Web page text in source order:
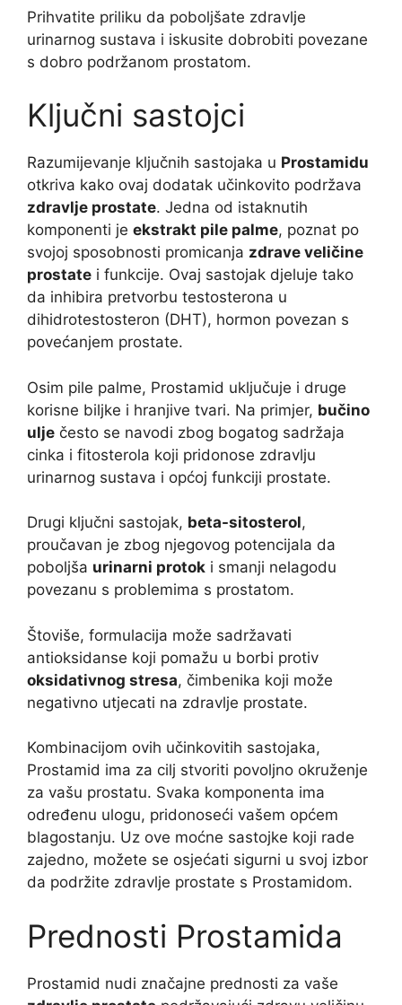
Prihvatite priliku da poboljšate zdravlje
urinarnog sustava i iskusite dobrobiti povezane
s dobro podržanom prostatom.
Ključni sastojci
Razumijevanje ključnih sastojaka u Prostamidu
otkriva kako ovaj dodatak učinkovito podržava
zdravlje prostate. Jedna od istaknutih
komponenti je ekstrakt pile palme, poznat po
svojoj sposobnosti promicanja zdrave veličine
prostate i funkcije. Ovaj sastojak djeluje tako
da inhibira pretvorbu testosterona u
dihidrotestosteron (DHT), hormon povezan s
povećanjem prostate.
Osim pile palme, Prostamid uključuje i druge
korisne biljke i hranjive tvari. Na primjer, bučino
ulje često se navodi zbog bogatog sadržaja
cinka i fitosterola koji pridonose zdravlju
urinarnog sustava i općoj funkciji prostate.
Drugi ključni sastojak, beta-sitosterol,
proučavan je zbog njegovog potencijala da
poboljša urinarni protok i smanji nelagodu
povezanu s problemima s prostatom.
Štoviše, formulacija može sadržavati
antioksidanse koji pomažu u borbi protiv
oksidativnog stresa, čimbenika koji može
negativno utjecati na zdravlje prostate.
Kombinacijom ovih učinkovitih sastojaka,
Prostamid ima za cilj stvoriti povoljno okruženje
za vašu prostatu. Svaka komponenta ima
određenu ulogu, pridonoseći vašem općem
blagostanju. Uz ove moćne sastojke koji rade
zajedno, možete se osjećati sigurni u svoj izbor
da podržite zdravlje prostate s Prostamidom.
Prednosti Prostamida
Prostamid nudi značajne prednosti za vaše